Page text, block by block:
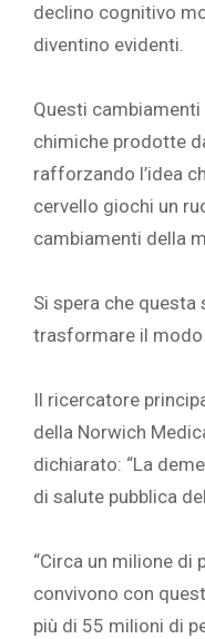
declino cognitivo
diventino evidenti.
Questi
chimiche prodotte
rafforzando l’idea
cervello giochi un
cambiamenti della
Si spera che
trasformare il modo
Il ricercatore
della Norwich
dichiarato: “La
di salute pubblica
“Circa un milione di
convivono con
più di 55 milioni di